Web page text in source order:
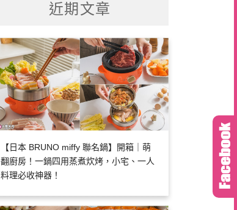
近期文章
【日本 BRUNO miffy 聯名鍋】開箱｜萌
翻廚房！一鍋四用蒸煮炊烤，小宅、一人
料理必收神器！